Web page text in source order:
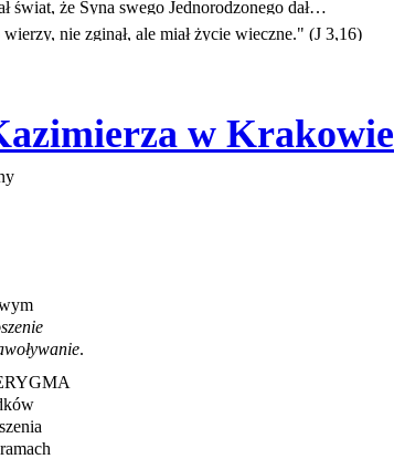
świat, że Syna swego Jednorodzonego dał…
nie zginął, ale miał życie wieczne." (J 3,16)
w Krakowie
.